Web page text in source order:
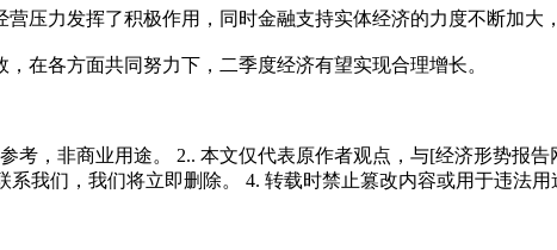
压力发挥了积极作用，同时金融支持实体经济的力度不断加大
各方面共同努力下，二季度经济有望实现合理增长。
考，非商业用途。 2.. 本文仅代表原作者观点，与[经济形势报
我们，我们将立即删除。 4. 转载时禁止篡改内容或用于违法